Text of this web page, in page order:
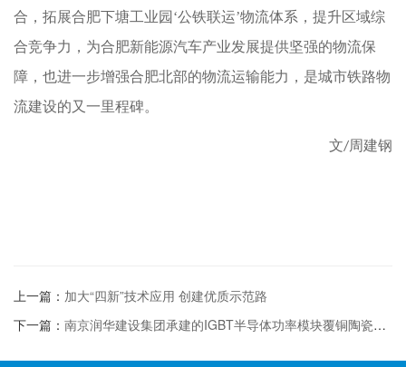
合，拓展合肥下塘工业园‘公铁联运’物流体系，提升区域综
合竞争力，为合肥新能源汽车产业发展提供坚强的物流保
障，也进一步增强合肥北部的物流运输能力，是城市铁路物
流建设的又一里程碑。
文/周建钢
上一篇： 加大“四新”技术应用 创建优质示范路
下一篇： 南京润华建设集团承建的IGBT半导体功率模块覆铜陶瓷基板产业化项...